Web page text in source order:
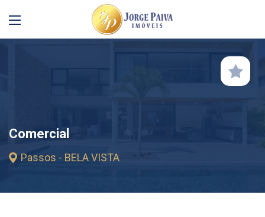
Comercial
Passos - BELA VISTA